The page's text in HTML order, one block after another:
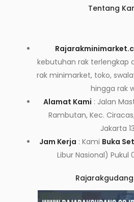
Tentang
kebutuhan rak terlengkap
rak minimarket, toko,
hingga rak
Alamat Kami : Jalan
Rambutan, Kec.
Jakarta
Jam Kerja : Kami Buka
Libur Nasional) Pukul